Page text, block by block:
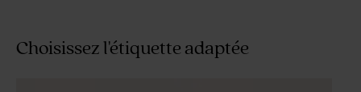
Choisissez l'étiquette adaptée